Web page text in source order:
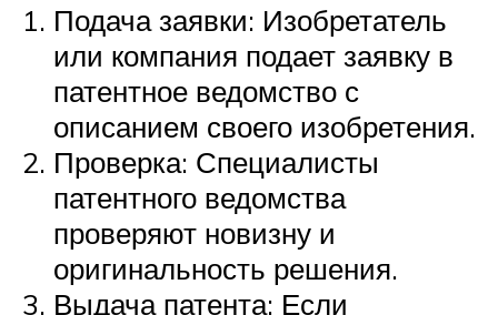
Подача заявки: Изобретатель
или компания подает заявку в
патентное ведомство с
описанием своего изобретения.
Проверка: Специалисты
патентного ведомства
проверяют новизну и
оригинальность решения.
Выдача патента: Если